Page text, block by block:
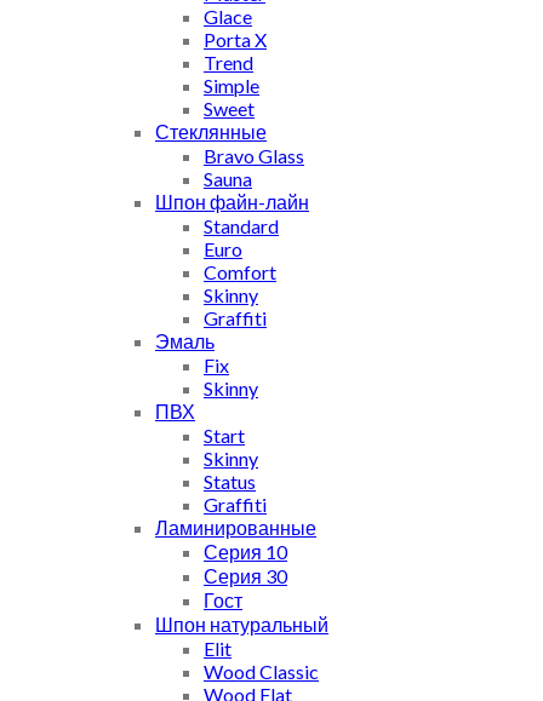
Glace
Porta X
Trend
Simple
Sweet
Стеклянные
Bravo Glass
Sauna
Шпон файн-лайн
Standard
Euro
Comfort
Skinny
Graffiti
Эмаль
Fix
Skinny
ПВХ
Start
Skinny
Status
Graffiti
Ламинированные
Серия 10
Серия 30
Гост
Шпон натуральный
Elit
Wood Classic
Wood Flat